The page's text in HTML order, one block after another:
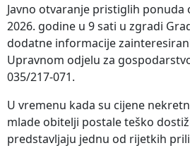
Javno otvaranje pristiglih ponuda
2026. godine u 9 sati u zgradi
dodatne informacije
Upravnom odjelu za
035/217-071.
U vremenu kada su cijene
mlade obitelji postale teško
predstavljaju jednu od rijetkih